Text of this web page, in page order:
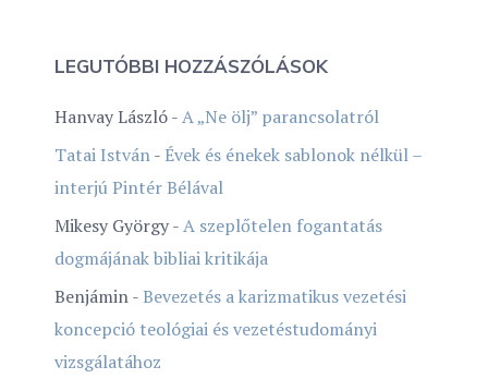
LEGUTÓBBI HOZZÁSZÓLÁSOK
Hanvay László-A „Ne ölj” parancsolatról
Tatai István- Évek és énekek sablonok nélkül –
interjú Pintér Bélával
Mikesy György-A szeplőtelen fogantatás
dogmájának bibliai kritikája
Benjámin-Bevezetés a karizmatikus vezetési
koncepció teológiai és vezetéstudományi
vizsgálatához